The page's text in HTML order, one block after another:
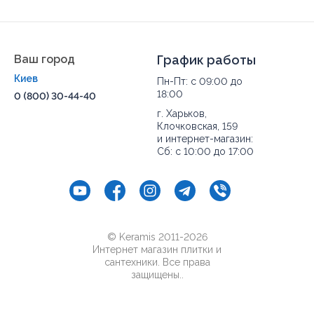
Каменское, Кривой Рог, Павлоград, Новомосковск,
Харьков
, Чугуев, Красноград, Изюм, Николаев,
Вознесенск, Мукачево, Ужгород, Луцк, Ковель, Ровно,
Одесса, Белгород-
Днестровский, Измаил, Херсон, Черкассы, Умань,
, Нежин, Прилуки,Полтава,
Коростень, Рогатин, Кировоград, Александрия,
Тернополь, Кременец, Чортков, Черновцы
Ваш город
Киев
0 (800) 30-44-40
График работы
Пн-Пт: с 09:00 до
18:00
г. Харьков,
Клочковская, 159
и интернет-магазин:
Сб: с 10:00 до 17:00
© Keramis 2011-2026
Интернет магазин плитки и
сантехники. Все права
защищены..